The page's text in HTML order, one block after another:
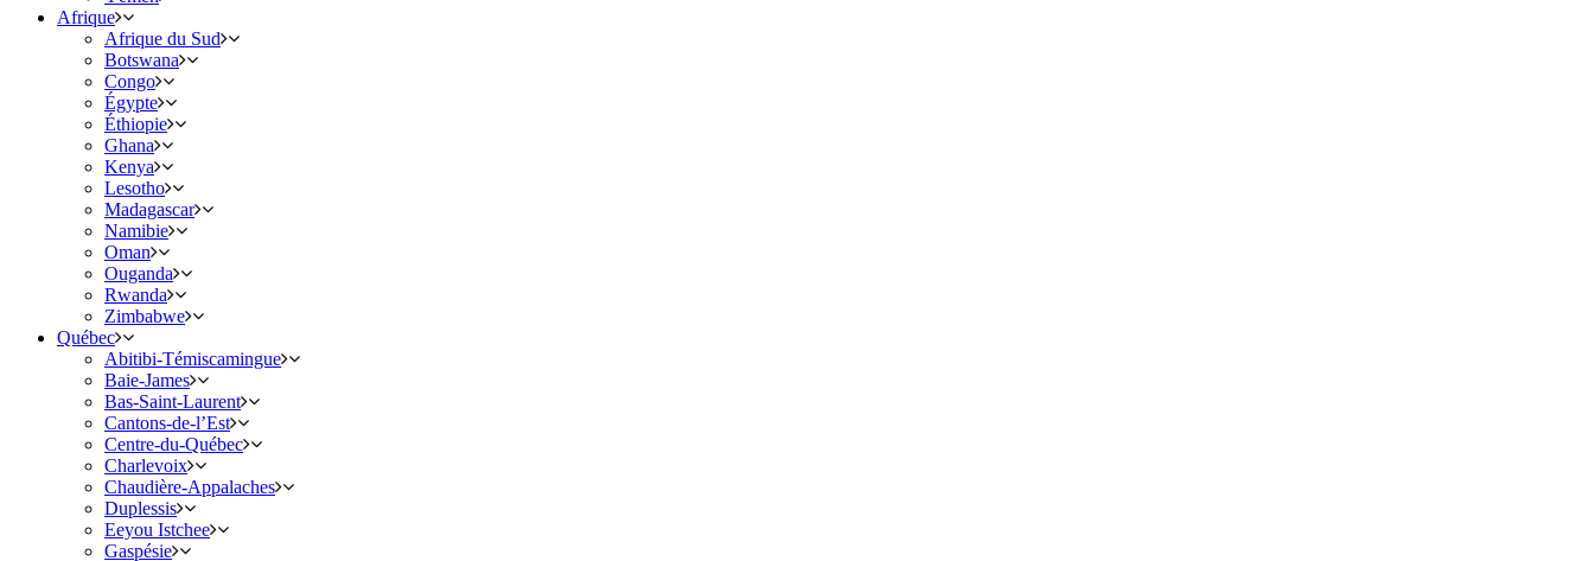
Afrique
Afrique du Sud
Botswana
Congo
Égypte
Éthiopie
Ghana
Kenya
Lesotho
Madagascar
Namibie
Oman
Ouganda
Rwanda
Zimbabwe
Québec
Abitibi-Témiscamingue
Baie-James
Bas-Saint-Laurent
Cantons-de-l’Est
Centre-du-Québec
Charlevoix
Chaudière-Appalaches
Duplessis
Eeyou Istchee
Gaspésie